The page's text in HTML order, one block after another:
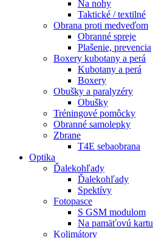
Na nohy
Taktické / textilné
Obrana proti medveďom
Obranné spreje
Plašenie, prevencia
Boxery kubotany a perá
Kubotany a perá
Boxery
Obušky a paralyzéry
Obušky
Tréningové pomôcky
Obranné samolepky
Zbrane
T4E sebaobrana
Optika
Ďalekohľady
Ďalekohľady
Spektívy
Fotopasce
S GSM modulom
Na pamäťovú kartu
Kolimátory